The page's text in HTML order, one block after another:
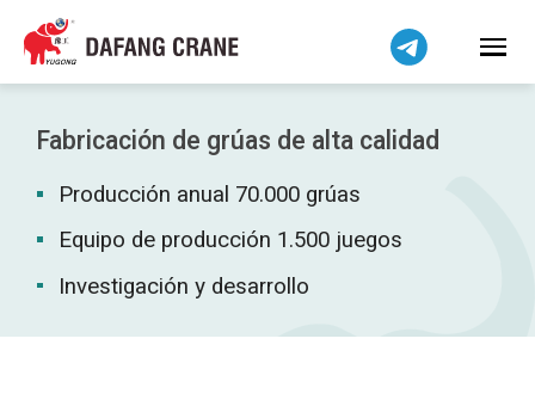
Fabricación de grúas de alta calidad
Producción anual 70.000 grúas
Equipo de producción 1.500 juegos
Investigación y desarrollo
Bahasa Indonesia
Bahasa Melayu
Tiếng Việt
简体中文
فارسی
Pilipino
اردو